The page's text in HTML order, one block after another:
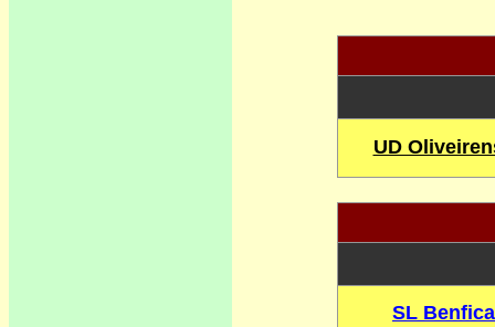
UD
SL Benfica